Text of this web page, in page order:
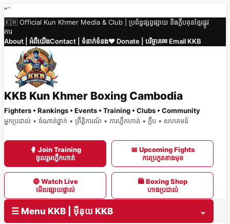
Skip
to
content
“`
🇰🇭 Official Kun Khmer Media & Club | ប្រព័ន្ធផ្សព្វផ្សាយ និងក្លឹបគុនខ្មែរផ្លូវ
ការ
About | អំពីយើងContact | ទំនាក់ទំនង❤️ Donate | បរិច្ចាគ✉ Email KKB
KKB Kun Khmer Boxing Cambodia
Fighters • Rankings • Events • Training • Clubs • Community
អ្នកប្រដាល់ • ចំណាត់ថ្នាក់ • ព្រឹត្តិការណ៍ • ការហ្វឹកហាត់ • ក្លឹប • សហគមន៍
🥊 Join Training
ចូលរួមហ្វឹកហាត់
📅 Upcoming Fights
ការប្រកួតខាងមុខ
🔴 Watch Live
មើលផ្សាយផ្ទាល់
🛍 Boxing Shop
ហាងប្រដាល់
☰ Menu KKB | ម៉ឺនុយ KKB
⌄